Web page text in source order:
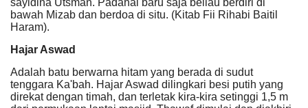
sayidina Utsman. Padahal baru saja beliau berdiri di
bawah Mizab dan berdoa di situ. (Kitab Fii Rihabi Baitil
Haram).
Hajar Aswad
Adalah batu berwarna hitam yang berada di sudut
tenggara Ka'bah. Hajar Aswad dilingkari besi putih yang
direkat dengan timah, dan terletak kira-kira setinggi 1,5 m